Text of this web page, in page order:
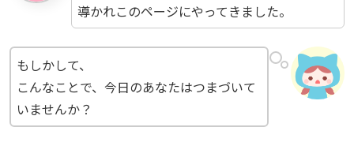
導かれこのページにやってきました。
もしかして、
こんなことで、今日のあなたはつまづいて
いませんか？